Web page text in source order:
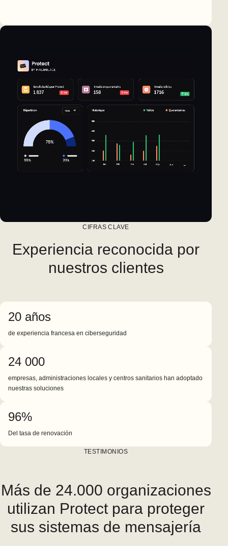
CIFRAS CLAVE
Experiencia reconocida por
nuestros clientes
20 años
de experiencia francesa en ciberseguridad
24 000
empresas, administraciones locales y centros sanitarios han adoptado
nuestras soluciones
96%
Del tasa de renovación
TESTIMONIOS
Más de 24.000 organizaciones
utilizan Protect para proteger
sus sistemas de mensajería